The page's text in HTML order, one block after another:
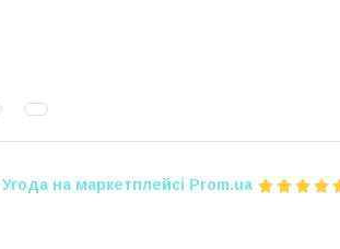
Угода на маркетплейсі Prom.ua